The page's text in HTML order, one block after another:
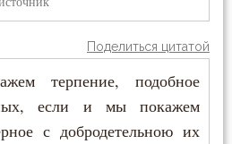
Поделиться цитатой
терпение, подобное
если и мы покажем
с добродетельною их